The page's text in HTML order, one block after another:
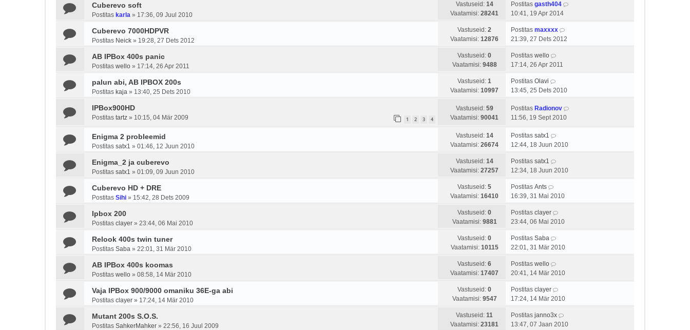
Cuberevo soft
Postitas karla » 17:36, 09 Juul 2010
Vastuseid: 14
Vaatamisi: 28241
Postitas gasth404
10:41, 19 Apr 2014
Cuberevo 7000HDPVR
Postitas Neick » 19:28, 27 Dets 2012
Vastuseid: 2
Vaatamisi: 12876
Postitas maxxxx
21:39, 27 Dets 2012
AB IPBox 400s panic
Postitas wello » 17:14, 26 Apr 2011
Vastuseid: 0
Vaatamisi: 9488
Postitas wello
17:14, 26 Apr 2011
palun abi, AB IPBOX 200s
Postitas kaja » 13:40, 25 Dets 2010
Vastuseid: 1
Vaatamisi: 10997
Postitas Olavi
13:45, 25 Dets 2010
IPBox900HD
Postitas tartz » 10:15, 04 Mär 2009 1 2 3 4
Vastuseid: 59
Vaatamisi: 90041
Postitas Radionov
11:56, 19 Sept 2010
Enigma 2 probleemid
Postitas satx1 » 01:46, 12 Juun 2010
Vastuseid: 14
Vaatamisi: 26674
Postitas satx1
12:44, 18 Juun 2010
Enigma_2 ja cuberevo
Postitas satx1 » 01:09, 09 Juun 2010
Vastuseid: 14
Vaatamisi: 27257
Postitas satx1
12:34, 18 Juun 2010
Cuberevo HD + DRE
Postitas Sihi » 15:42, 28 Dets 2009
Vastuseid: 5
Vaatamisi: 16410
Postitas Ants
16:39, 31 Mai 2010
Ipbox 200
Postitas clayer » 23:44, 06 Mai 2010
Vastuseid: 0
Vaatamisi: 9881
Postitas clayer
23:44, 06 Mai 2010
Relook 400s twin tuner
Postitas Saba » 22:01, 31 Mär 2010
Vastuseid: 0
Vaatamisi: 10115
Postitas Saba
22:01, 31 Mär 2010
AB IPBox 400s koomas
Postitas wello » 08:58, 14 Mär 2010
Vastuseid: 6
Vaatamisi: 17407
Postitas wello
20:41, 14 Mär 2010
Vaja IPBox 900/9000 omaniku 36E-ga abi
Postitas clayer » 17:24, 14 Mär 2010
Vastuseid: 0
Vaatamisi: 9547
Postitas clayer
17:24, 14 Mär 2010
Mutant 200s S.O.S.
Postitas SahkerMahker » 22:56, 16 Juul 2009
Vastuseid: 11
Vaatamisi: 23181
Postitas janno3x
13:47, 07 Jaan 2010